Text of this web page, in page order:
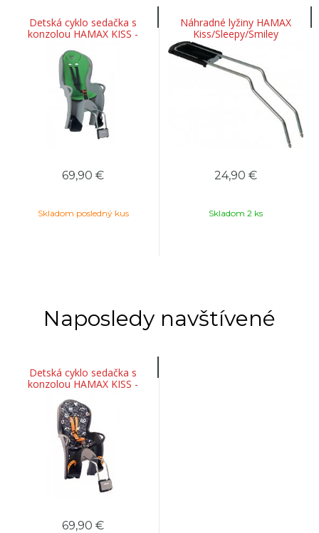
Detská cyklo sedačka s
konzolou HAMAX KISS -
69,90 €
Skladom posledný kus
Náhradné lyžiny HAMAX
Kiss/Sleepy/Smiley
24,90 €
Skladom 2 ks
Naposledy navštívené
Detská cyklo sedačka s
konzolou HAMAX KISS -
69,90 €